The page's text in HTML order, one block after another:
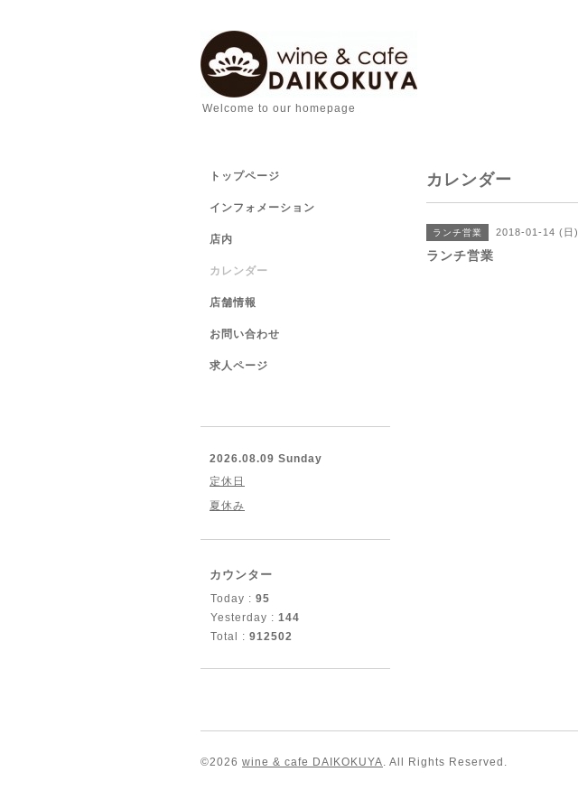
Welcome to our homepage
カレンダー
ランチ営業 2018-01-14 (日)
ランチ営業
トップページ
インフォメーション
店内
カレンダー
店舗情報
お問い合わせ
求人ページ
2026.08.09 Sunday
定休日
夏休み
カウンター
Today : 95
Yesterday : 144
Total : 912502
©2026 wine & cafe DAIKOKUYA. All Rights Reserved.